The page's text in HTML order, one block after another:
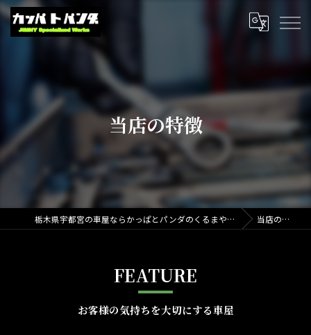
当店の特徴
栃木県宇都宮の車屋ならかっぱとパンダのくるまやさん 当店の特徴
お客様の気持ちを大切にする車屋
FEATURE